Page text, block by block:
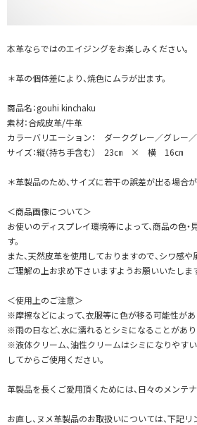
本革ならではのエイジングをお楽しみください。
＊革の個体差により、焼色にムラが出ます。
商品名：gouhi kinchaku
素材：合成皮革/牛革
カラーバリエーション： ダークグレー／グレー
サイズ：縦（持ち手含む） 23㎝ × 横 16㎝
＊革製品のため、サイズに若干の誤差が出る場合が
＜商品画像について＞
お使いのディスプレイ環境等によって、商品の色
す。
また、天然皮革を使用しておりますので、シワ感
ご理解の上お求め下さいますようお願いいたしま
＜使用上のご注意＞
※摩擦などによって、衣服等に色が移る可能性があ
※雨の日など、水に濡れるとシミになることがあり
※液体クリーム、油性クリームはシミになりやす
してからご使用ください。
革製品を長くご愛用頂くためには、日々のメンテ
お直し、ヌメ革製品のお取扱いについては、下記